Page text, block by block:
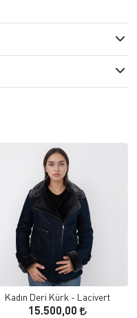
Kadın Deri Kürk - Lacivert
15.500,00